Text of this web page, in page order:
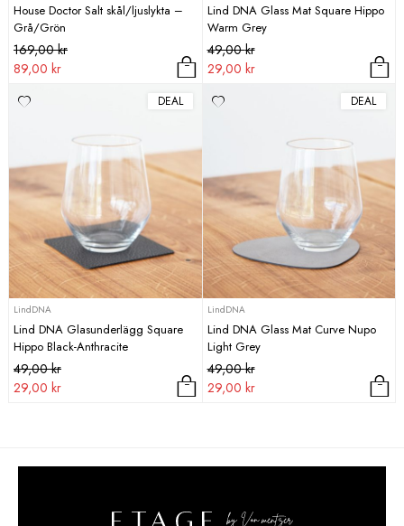
House Doctor Salt skål/ljuslykta –
Grå/Grön
169,00kr
Det
ursprungliga
var:
89,00 kr
Det
nuvarande
är:
Lind DNA Glass Mat Square Hippo
Warm Grey
49,00kr
Det
ursprungliga
var:
29,00 kr
Det
nuvarande
är:
DEAL
LindDNA
Lind DNA Glasunderlägg Square
Hippo Black-Anthracite
49,00kr
Det
ursprungliga
29,00 kr
Det
nuvarande
DEAL
LindDNA
Lind DNA Glass Mat Curve Nupo
Light Grey
49,00kr
Det
ursprungliga
29,00 kr
Det
nuvarande